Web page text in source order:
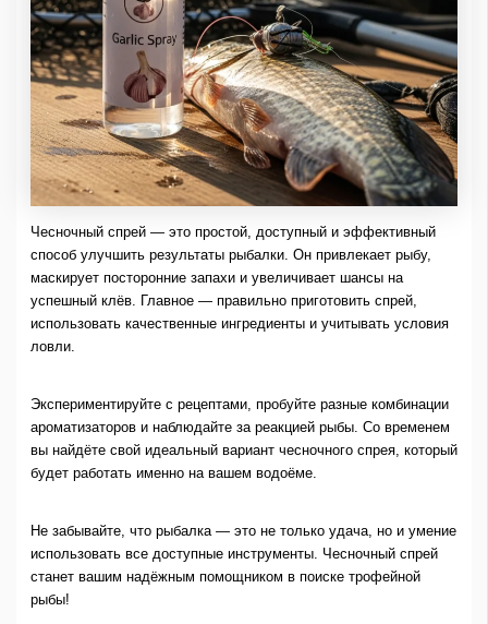
Чесночный спрей — это простой, доступный и эффективный
способ улучшить результаты рыбалки. Он привлекает рыбу,
маскирует посторонние запахи и увеличивает шансы на
успешный клёв. Главное — правильно приготовить спрей,
использовать качественные ингредиенты и учитывать условия
ловли.
Экспериментируйте с рецептами, пробуйте разные комбинации
ароматизаторов и наблюдайте за реакцией рыбы. Со временем
вы найдёте свой идеальный вариант чесночного спрея, который
будет работать именно на вашем водоёме.
Не забывайте, что рыбалка — это не только удача, но и умение
использовать все доступные инструменты. Чесночный спрей
станет вашим надёжным помощником в поиске трофейной
рыбы!